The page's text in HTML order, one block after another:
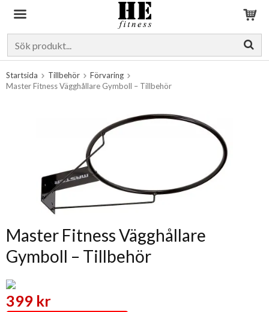
Startsida Tillbehör
Förvaring
Master Fitness Vägghållare Gymboll – Tillbehör
Master Fitness Vägghållare
Gymboll – Tillbehör
399 kr